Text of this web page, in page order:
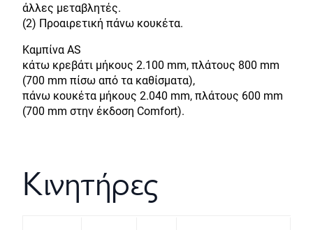
άλλες μεταβλητές.
(2) Προαιρετική πάνω κουκέτα.
Καμπίνα AS
κάτω κρεβάτι μήκους 2.100 mm, πλάτους 800 mm
(700 mm πίσω από τα καθίσματα),
πάνω κουκέτα μήκους 2.040 mm, πλάτους 600 mm
(700 mm στην έκδοση Comfort).
Κινητήρες